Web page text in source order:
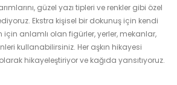
güzel yazı tipleri ve renkler gibi özel
Ekstra kişisel bir dokunuş için kendi
için anlamlı olan figürler, yerler, mekanlar,
kullanabilirsiniz. Her aşkın hikayesi
olarak hikayeleştiriyor ve kağıda yansıtıyoruz.